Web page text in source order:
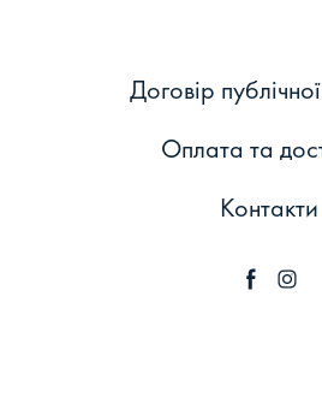
Договір
Оплата та
Контакти